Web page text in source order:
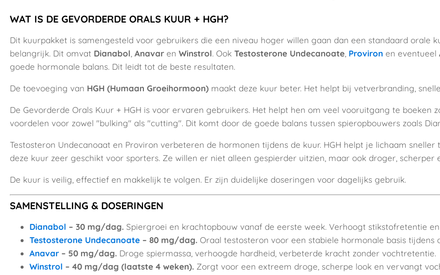
WAT IS DE GEVORDERDE ORALS KUUR + HGH?
Dit kuurpakket is samengesteld voor gebruikers die een niveau hoger willen gaan dan een standaard orale
belangrijk. Dit omvat Dianabol, Anavar en Winstrol. Ook Testosterone Undecanoate, Proviron en eventueel
goede hormonale balans. Dit leidt tot de beste resultaten.
De toevoeging van HGH (Humaan Groeihormoon) maakt deze kuur beter. Het helpt bij vetverbranding,
De Gevorderde Orals Kuur + HGH is voor ervaren gebruikers. Het helpt hen om veel vooruitgang te boeken
voordelen voor zowel "bulking" als "cutting". Dit komt door de goede balans tussen spieropbouwers zoals
Testosteron Undecanoaat en Proviron verbeteren de hormonen tijdens de kuur. HGH helpt je lichaam
deze kuur zeer geschikt voor sporters. Ze willen er niet alleen gespierder uitzien, maar ook droger, scherper
De kuur is veilig, effectief en makkelijk te volgen. Er zijn duidelijke doseringen voor dagelijks gebruik.
SAMENSTELLING & DOSERINGEN
Dianabol – 30 mg/dag. Spiergroei en krachtopbouw vanaf de eerste week. Verhoogt stikstofretentie
Testosterone Undecanoate – 80 mg/dag. Oraal testosteron voor een stabiele hormonale basis tijdens
Anavar – 50 mg/dag. Droge spiermassa, verhoogde hardheid, verbeterde kracht zonder vochtretentie.
Winstrol – 40 mg/dag (laatste 4 weken). Zorgt voor een extreem droge, scherpe look en vervangt